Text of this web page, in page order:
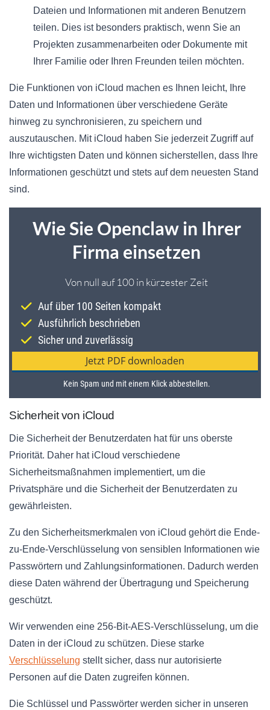
Dateien und Informationen mit anderen Benutzern
teilen. Dies ist besonders praktisch, wenn Sie an
Projekten zusammenarbeiten oder Dokumente mit
Ihrer Familie oder Ihren Freunden teilen möchten.
Die Funktionen von iCloud machen es Ihnen leicht, Ihre
Daten und Informationen über verschiedene Geräte
hinweg zu synchronisieren, zu speichern und
auszutauschen. Mit iCloud haben Sie jederzeit Zugriff auf
Ihre wichtigsten Daten und können sicherstellen, dass Ihre
Informationen geschützt und stets auf dem neuesten Stand
sind.
Sicherheit von iCloud
Die Sicherheit der Benutzerdaten hat für uns oberste
Priorität. Daher hat iCloud verschiedene
Sicherheitsmaßnahmen implementiert, um die
Privatsphäre und die Sicherheit der Benutzerdaten zu
gewährleisten.
Zu den Sicherheitsmerkmalen von iCloud gehört die Ende-
zu-Ende-Verschlüsselung von sensiblen Informationen wie
Passwörtern und Zahlungsinformationen. Dadurch werden
diese Daten während der Übertragung und Speicherung
geschützt.
Wir verwenden eine 256-Bit-AES-Verschlüsselung, um die
Daten in der iCloud zu schützen. Diese starke
Verschlüsselung stellt sicher, dass nur autorisierte
Personen auf die Daten zugreifen können.
Die Schlüssel und Passwörter werden sicher in unseren